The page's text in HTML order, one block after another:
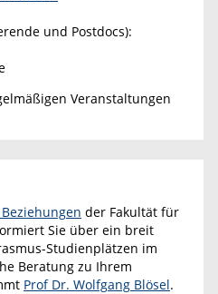
und Postdocs):
Veranstaltungen
der Fakultät für
Sie über ein breit
Studienplätzen im
Beratung zu Ihrem
Prof Dr. Wolfgang Blösel.